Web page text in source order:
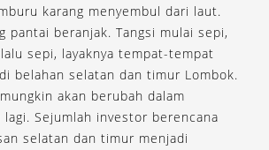
karang menyembul dari laut.
pantai beranjak. Tangsi mulai sepi,
sepi, layaknya tempat-tempat
belahan selatan dan timur Lombok.
akan berubah dalam
Sejumlah investor berencana
selatan dan timur menjadi